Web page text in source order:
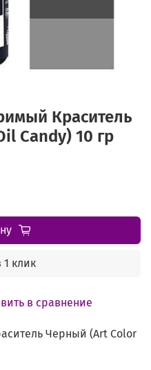
Краситель
Candy) 10 гр
в сравнение
1 клик
Черный (Art Color